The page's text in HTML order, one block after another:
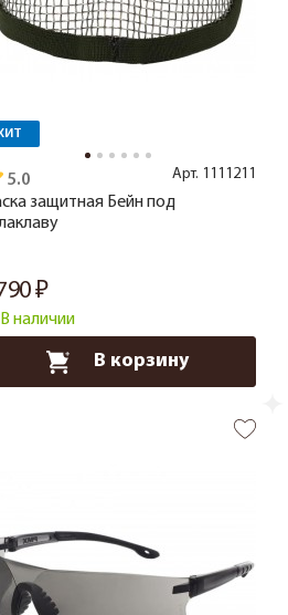
5.0 Арт. 1111211
защитная Бейн под
В наличии
В корзину